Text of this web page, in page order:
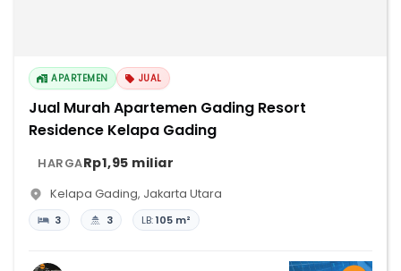
APARTEMEN JUAL
Jual Murah Apartemen Gading Resort
Residence Kelapa Gading
HARGARp1,95 miliar
Kelapa Gading, Jakarta Utara
3 3 LB:105 m²